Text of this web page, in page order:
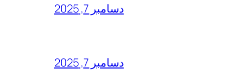
دسامبر 7, 2025
دسامبر 7, 2025